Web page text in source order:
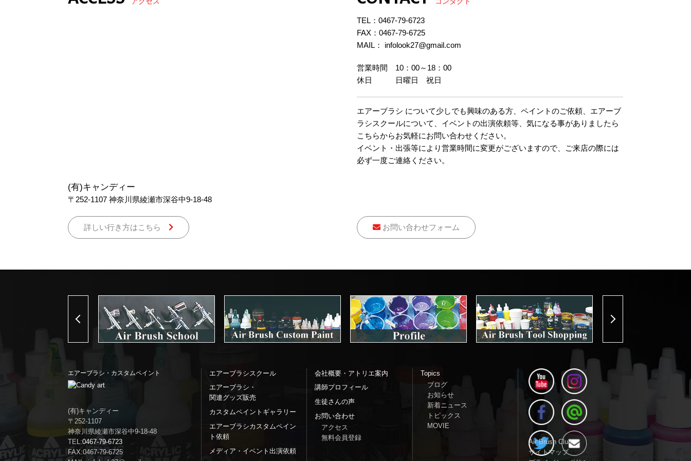
(有)キャンディー
〒252-1107 神奈川県綾瀬市深谷中9-18-48
詳しい行き方はこちら
TEL： 0467-79-6723
FAX：0467-79-6725
MAIL： infolook27@gmail.com
営業時間 10：00～18：00
休日 日曜日 祝日
エアーブラシ について少しでも興味のある方、ペイントのご依頼、エアーブ
ラシスクールについて、イベントの出演依頼等、気になる事がありましたら
こちらからお気軽にお問い合わせください。
イベント・出張等により営業時間に変更がございますので、ご来店の際には
必ず一度ご連絡ください。
お問い合わせフォーム
Previous
エアーブラシ・カスタムペイント
(有)キャンディー
〒252-1107
神奈川県綾瀬市深谷中9-18-48
TEL:0467-79-6723
FAX:0467-79-6725
エアーブラシスクール
エアーブラシ・
関連グッズ販売
カスタムペイントギャラリー
エアーブラシカスタムペイン
ト依頼
メディア・イベント出演依頼
会社概要・アトリエ案内
講師プロフィール
生徒さんの声
お問い合わせ
アクセス
無料会員登録
Topics
ブログ
お知らせ
新着ニュース
トピックス
MOVIE
Air Brush Club
サイトマップ